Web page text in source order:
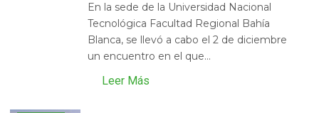
En la sede de la Universidad Nacional
Tecnológica Facultad Regional Bahía
Blanca, se llevó a cabo el 2 de diciembre
un encuentro en el que...
Leer Más